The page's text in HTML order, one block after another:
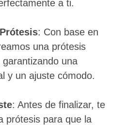
a ti.
: Con base en
una prótesis
una
y un ajuste cómodo.
: Antes de finalizar, te
prótesis para que la